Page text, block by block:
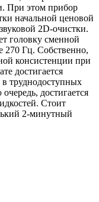
При этом прибор
начальной ценовой
2D-очистки.
головку сменной
270 Гц. Собственно,
консистенции при
достигается
труднодоступных
достигается
Стоит
2-минутный